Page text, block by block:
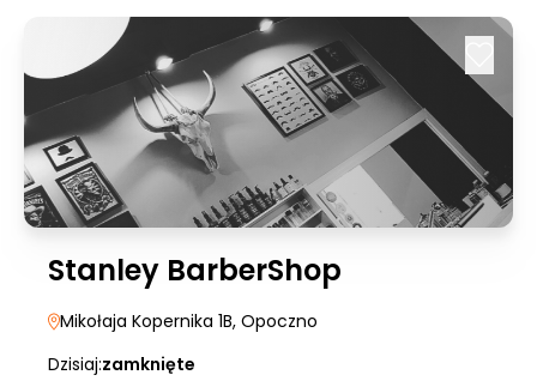
Stanley BarberShop
Mikołaja Kopernika 1B, Opoczno
Dzisiaj:zamknięte